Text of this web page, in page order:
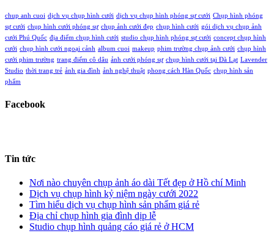
chup anh cuoi dịch vụ chụp hình cưới dịch vụ chụp hình phóng sự cưới Chụp hình phóng
sự cưới chụp hình cưới phóng sự chụp ảnh cưới đẹp chụp hình cưới gói dịch vụ chụp ảnh
cưới Phú Quốc địa điểm chụp hình cưới studio chụp hình phóng sự cưới concept chụp hình
cưới chụp hình cưới ngoại cảnh album cuoi makeup phim trường chụp ảnh cưới chụp hình
cưới phim trường trang điểm cô dâu ảnh cưới phóng sự chụp hình cưới tại Đà Lạt Lavender
Studio thời trang trẻ ảnh gia đình ảnh nghệ thuật phong cách Hàn Quốc chụp hình sản
phẩm
Facebook
Tin tức
Nơi nào chuyên chụp ảnh áo dài Tết đẹp ở Hồ chí Minh
Dịch vụ chụp hình kỷ niệm ngày cưới 2022
Tìm hiểu dịch vụ chụp hình sản phẩm giá rẻ
Địa chỉ chụp hình gia đình dịp lễ
Studio chụp hình quảng cáo giá rẻ ở HCM